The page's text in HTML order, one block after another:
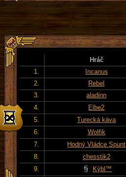
Hráč
1.
Incanus
2.
Rebel
3.
aladinn
4.
Elbe2
5.
Turecká káva
6.
Wolfik
7.
Hodný Vládce Spunt
8.
chesstik2
9.
Kýbl™